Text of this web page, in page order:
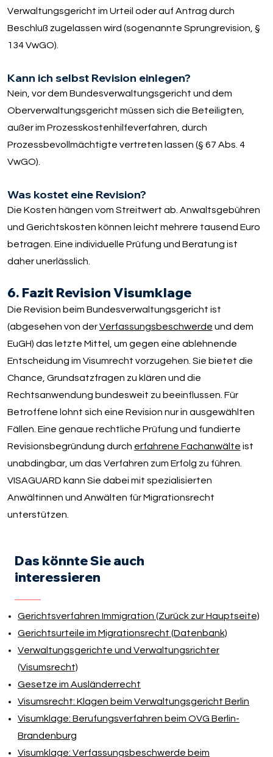
Verwaltungsgericht im Urteil oder auf Antrag durch
Beschluß zugelassen wird (sogenannte Sprungrevision, §
134 VwGO).
Kann ich selbst Revision einlegen?
Nein, vor dem Bundesverwaltungsgericht und dem
Oberverwaltungsgericht müssen sich die Beteiligten,
außer im Prozesskostenhilfeverfahren, durch
Prozessbevollmächtigte vertreten lassen (§ 67 Abs. 4
VwGO).
Was kostet eine Revision?
Die Kosten hängen vom Streitwert ab. Anwaltsgebühren
und Gerichtskosten können leicht mehrere tausend Euro
betragen. Eine individuelle Prüfung und Beratung ist
daher unerlässlich.
6. Fazit Revision Visumklage
Die Revision beim Bundesverwaltungsgericht ist
(abgesehen von derVerfassungsbeschwerde und dem
EuGH) das letzte Mittel, um gegen eine ablehnende
Entscheidung im Visumrecht vorzugehen. Sie bietet die
Chance, Grundsatzfragen zu klären und die
Rechtsanwendung bundesweit zu beeinflussen. Für
Betroffene lohnt sich eine Revision nur in ausgewählten
Fällen. Eine genaue rechtliche Prüfung und fundierte
Revisionsbegründung durch erfahrene Fachanwälte ist
unabdingbar, um das Verfahren zum Erfolg zu führen.
VISAGUARD kann Sie dabei mit spezialisierten
Anwältinnen und Anwälten für Migrationsrecht
unterstützen.
Das könnte Sie auch
interessieren
Gerichtsverfahren Immigration (Zurück zur Hauptseite)
Gerichtsurteile im Migrationsrecht (Datenbank)
Verwaltungsgerichte und Verwaltungsrichter
(Visumsrecht)
Gesetze im Ausländerrecht
Visumsrecht: Klagen beim Verwaltungsgericht Berlin
Visumklage: Berufungsverfahren beim OVG Berlin-
Brandenburg
Visumklage: Verfassungsbeschwerde beim